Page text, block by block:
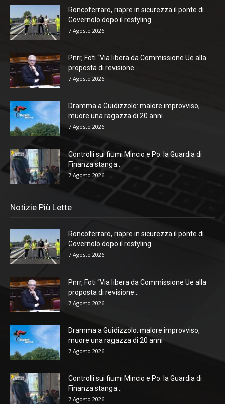
Roncoferraro, riapre in sicurezza il ponte di
Governolo dopo il restyling...
7 Agosto 2026
Pnrr, Foti “Via libera da Commissione Ue alla
proposta di revisione...
7 Agosto 2026
Dramma a Guidizzolo: malore improvviso,
muore una ragazza di 20 anni
7 Agosto 2026
Controlli sui fiumi Mincio e Po: la Guardia di
Finanza stanga...
7 Agosto 2026
Notizie Più Lette
Roncoferraro, riapre in sicurezza il ponte di
Governolo dopo il restyling...
7 Agosto 2026
Pnrr, Foti “Via libera da Commissione Ue alla
proposta di revisione...
7 Agosto 2026
Dramma a Guidizzolo: malore improvviso,
muore una ragazza di 20 anni
7 Agosto 2026
Controlli sui fiumi Mincio e Po: la Guardia di
Finanza stanga...
7 Agosto 2026